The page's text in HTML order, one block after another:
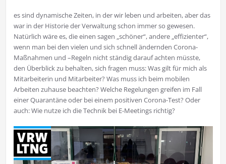
es sind dynamische Zeiten, in der wir leben und arbeiten, aber das
war in der Historie der Verwaltung schon immer so gewesen.
Natürlich wäre es, die einen sagen „schöner“, andere „effizienter“,
wenn man bei den vielen und sich schnell ändernden Corona-
Maßnahmen und –Regeln nicht ständig darauf achten müsste,
den Überblick zu behalten, sich fragen muss: Was gilt für mich als
Mitarbeiterin und Mitarbeiter? Was muss ich beim mobilen
Arbeiten zuhause beachten? Welche Regelungen greifen im Fall
einer Quarantäne oder bei einem positiven Corona-Test? Oder
auch: Wie nutze ich die Technik bei E-Meetings richtig?